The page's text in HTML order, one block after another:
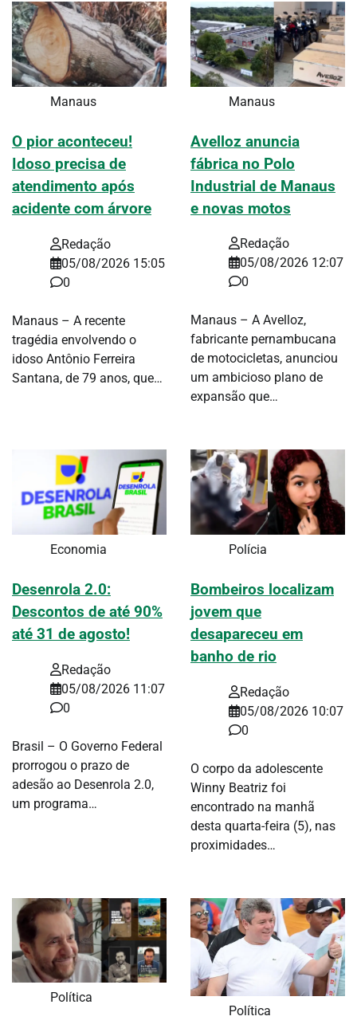
Manaus
O pior aconteceu!
Idoso precisa de
atendimento após
acidente com árvore
Redação
05/08/2026 15:05
0
Manaus – A recente
tragédia envolvendo o
idoso Antônio Ferreira
Santana, de 79 anos, que…
Manaus
Avelloz anuncia
fábrica no Polo
Industrial de Manaus
e novas motos
Redação
05/08/2026 12:07
0
Manaus – A Avelloz,
fabricante pernambucana
de motocicletas, anunciou
um ambicioso plano de
expansão que…
Economia
Desenrola 2.0:
Descontos de até 90%
até 31 de agosto!
Redação
05/08/2026 11:07
0
Brasil – O Governo Federal
prorrogou o prazo de
adesão ao Desenrola 2.0,
um programa…
Polícia
Bombeiros localizam
jovem que
desapareceu em
banho de rio
Redação
05/08/2026 10:07
0
O corpo da adolescente
Winny Beatriz foi
encontrado na manhã
desta quarta-feira (5), nas
proximidades…
Política
Política